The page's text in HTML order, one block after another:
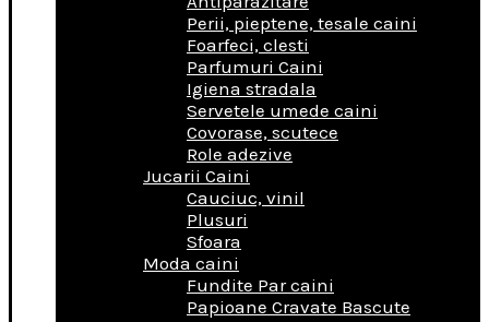
Perii, pieptene, tesale caini
Foarfeci, clesti
Parfumuri Caini
Igiena stradala
Servetele umede caini
Covorase, scutece
Role adezive
Jucarii Caini
Cauciuc, vinil
Plusuri
Sfoara
Moda caini
Fundite Par caini
Papioane Cravate Bascute